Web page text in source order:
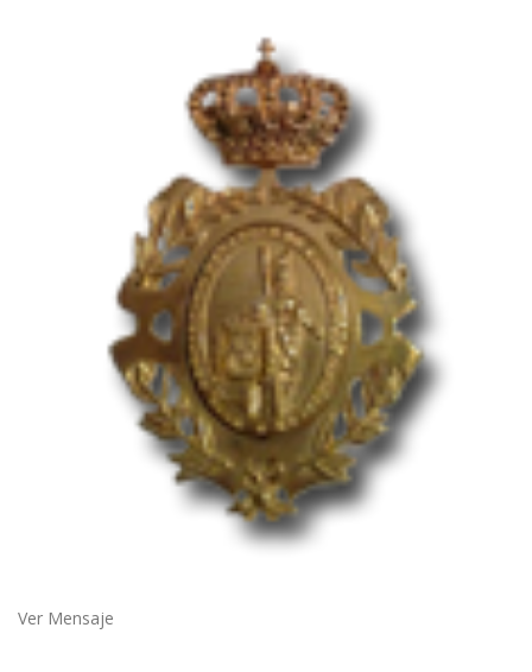
Ver Mensaje